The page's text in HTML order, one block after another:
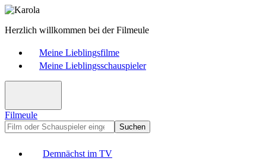
Herzlich willkommen bei der Filmeule
Meine Lieblingsfilme
Meine Lieblingsschauspieler
Filmeule
Suchen
Demnächst im TV